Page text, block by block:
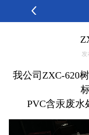
发
我公司ZXC-620
PVC含汞废